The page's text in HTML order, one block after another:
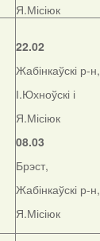
Я.Місіюк
22.02
Жабінкаўскі р-н,
І.Юхноўскі і
Я.Місіюк
08.03
Брэст,
Жабінкаўскі р-н,
Я.Місіюк